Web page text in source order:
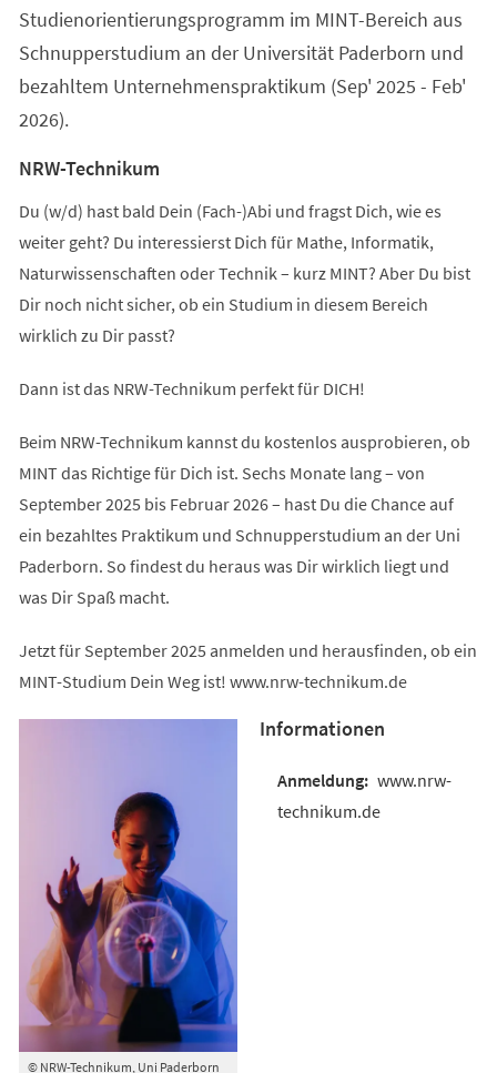
Studienorientierungsprogramm im MINT-Bereich aus
Schnupperstudium an der Universität Paderborn und
bezahltem Unternehmenspraktikum (Sep' 2025 - Feb'
2026).
NRW-Technikum
Du (w/d) hast bald Dein (Fach-)Abi und fragst Dich, wie es
weiter geht? Du interessierst Dich für Mathe, Informatik,
Naturwissenschaften oder Technik – kurz MINT? Aber Du bist
Dir noch nicht sicher, ob ein Studium in diesem Bereich
wirklich zu Dir passt?
Dann ist das NRW-Technikum perfekt für DICH!
Beim NRW-Technikum kannst du kostenlos ausprobieren, ob
MINT das Richtige für Dich ist. Sechs Monate lang – von
September 2025 bis Februar 2026 – hast Du die Chance auf
ein bezahltes Praktikum und Schnupperstudium an der Uni
Paderborn. So findest du heraus was Dir wirklich liegt und
was Dir Spaß macht.
Jetzt für September 2025 anmelden und herausfinden, ob ein
MINT-Studium Dein Weg ist! www.nrw-technikum.de
© NRW-Technikum, Uni Paderborn
Informationen
www.nrw-
technikum.de